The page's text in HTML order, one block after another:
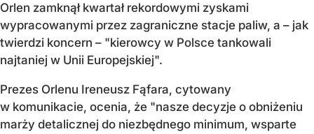
Orlen zamknął kwartał rekordowymi zyskami
wypracowanymi przez zagraniczne stacje paliw, a – jak
twierdzi koncern – "kierowcy w Polsce tankowali
najtaniej w Unii Europejskiej".
Prezes Orlenu Ireneusz Fąfara, cytowany
w komunikacie, ocenia, że "nasze decyzje o obniżeniu
marży detalicznej do niezbędnego minimum, wsparte